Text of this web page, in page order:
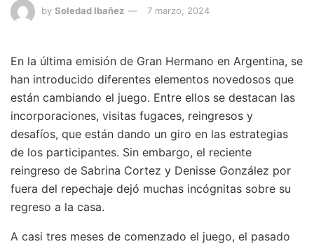
by Soledad Ibañez 7 marzo, 2024
En la última emisión de Gran Hermano en Argentina, se
han introducido diferentes elementos novedosos que
están cambiando el juego. Entre ellos se destacan las
incorporaciones, visitas fugaces, reingresos y
desafíos, que están dando un giro en las estrategias
de los participantes. Sin embargo, el reciente
reingreso de Sabrina Cortez y Denisse González por
fuera del repechaje dejó muchas incógnitas sobre su
regreso a la casa.
A casi tres meses de comenzado el juego, el pasado